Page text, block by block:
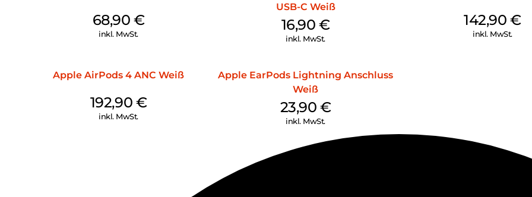
68,90 €
inkl. MwSt.
USB-C Weiß
16,90 €
inkl. MwSt.
142,90€
inkl. MwSt.
Apple AirPods 4 ANC Weiß
192,90 €
inkl. MwSt.
Apple EarPods Lightning Anschluss
Weiß
23,90 €
inkl. MwSt.